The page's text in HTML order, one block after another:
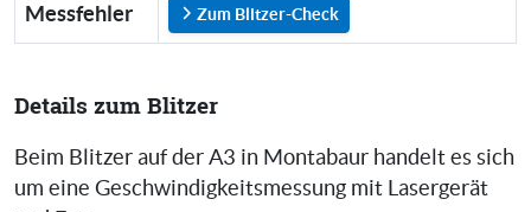
Messfehler Zum Blitzer-Check
Details zum Blitzer
Beim Blitzer auf der A3 in Montabaur handelt es sich
um eine Geschwindigkeitsmessung mit Lasergerät